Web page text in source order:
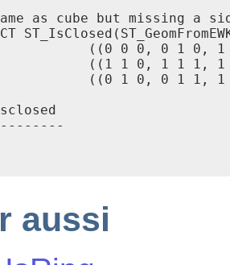
as cube but missing a
((0 0 0, 0 1 0,
((1 1 0, 1 1 1,
((0 1 0, 0 1 1,
aussi